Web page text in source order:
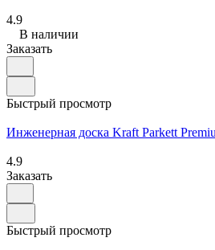
4.9
В наличии
Заказать
Быстрый просмотр
Инженерная доска Kraft Parkett
4.9
Заказать
Быстрый просмотр